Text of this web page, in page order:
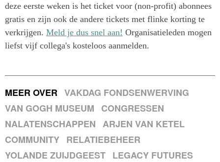
deze eerste weken is het ticket voor (non-profit) abonnees
gratis en zijn ook de andere tickets met flinke korting te
verkrijgen. Meld je dus snel aan! Organisatieleden mogen
liefst vijf collega's kosteloos aanmelden.
MEER OVER VAKDAG FONDSENWERVING
VAN GOGH MUSEUM
CONGRESSEN
NALATENSCHAPPEN ARJEN VAN KETEL
COMMUNITY RELATIEBEHEER
YOLANDE ZUIJDGEEST LEGACY FUTURES